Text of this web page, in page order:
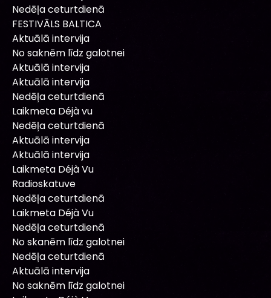
Nedēļa ceturtdienā
FESTIVĀLS BALTICA
Aktuālā intervija
No saknēm līdz galotnei
Aktuālā intervija
Aktuālā intervija
Nedēļa ceturtdienā
Laikmeta Déjà vu
Nedēļa ceturtdienā
Aktuālā intervija
Aktuālā intervija
Laikmeta Déjà Vu
Radioskatuve
Nedēļa ceturtdienā
Laikmeta Déjà Vu
Nedēļa ceturtdienā
No skanēm līdz galotnei
Nedēļa ceturtdienā
Aktuālā intervija
No saknēm līdz galotnei